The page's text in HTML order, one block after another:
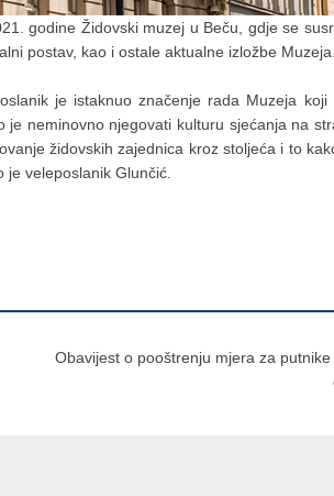
godine Židovski muzej u Beču, gdje se
postav, kao i ostale aktualne izložbe Muzeja.
je istaknuo značenje rada Muzeja
je neminovno njegovati kulturu sjećanja na
židovskih zajednica kroz stoljeća i to
veleposlanik Glunčić.
Obavijest o pooštrenju mjera za